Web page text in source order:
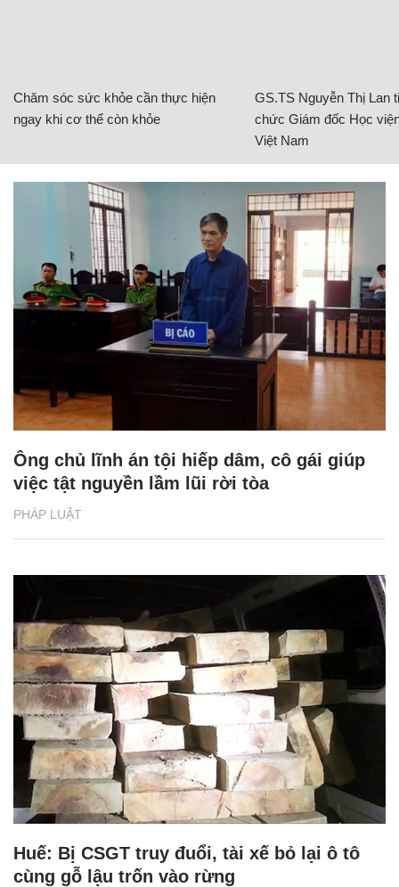
Chăm sóc sức khỏe cần thực hiện
ngay khi cơ thể còn khỏe
GS.TS Nguyễn Thị Lan
chức Giám đốc Học
Việt Nam
PHÁP LUẬT
Ông chủ lĩnh án tội hiếp dâm, cô gái giúp
việc tật nguyền lầm lũi rời tòa
Huế: Bị CSGT truy đuổi, tài xế bỏ lại ô tô
cùng gỗ lậu trốn vào rừng